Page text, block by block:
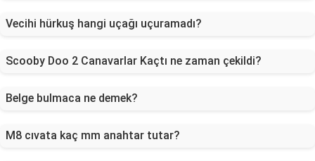
Vecihi hürkuş hangi uçağı uçuramadı?
Scooby Doo 2 Canavarlar Kaçtı ne zaman çekildi?
Belge bulmaca ne demek?
M8 cıvata kaç mm anahtar tutar?